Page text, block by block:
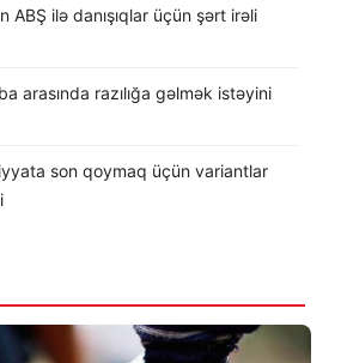
ABŞ ilə danışıqlar üçün şərt irəli
arasında razılığa gəlmək istəyini
son qoymaq üçün variantlar